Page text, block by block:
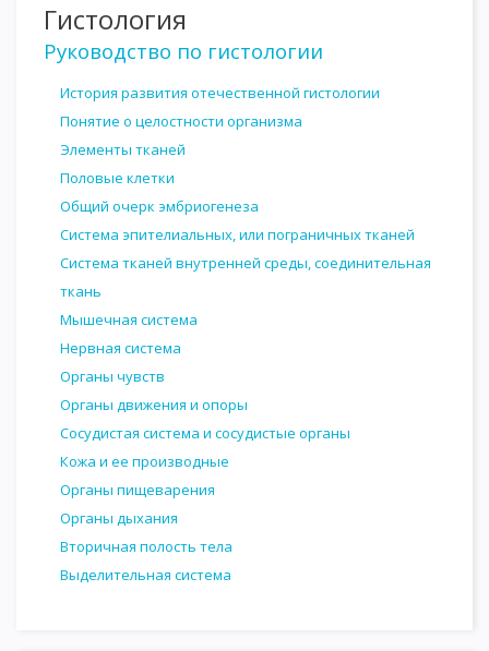
Гистология
Руководство по гистологии
История развития отечественной гистологии
Понятие о целостности организма
Элементы тканей
Половые клетки
Общий очерк эмбриогенеза
Система эпителиальных, или пограничных тканей
Система тканей внутренней среды, соединительная
ткань
Мышечная система
Нервная система
Органы чувств
Органы движения и опоры
Сосудистая система и сосудистые органы
Кожа и ее производные
Органы пищеварения
Органы дыхания
Вторичная полость тела
Выделительная система